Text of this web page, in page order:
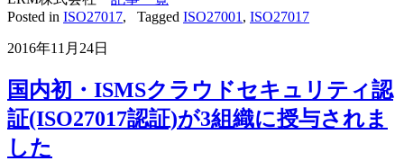
Posted in ISO27017, Tagged ISO27001 , ISO27017
2016年11月24日
国内初・ISMSクラウドセキュリティ認
証(ISO27017認証)が3組織に授与されま
した